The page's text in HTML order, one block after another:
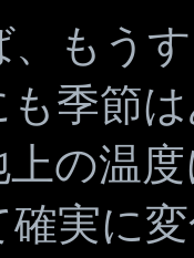
もう
季節
上の温
実に